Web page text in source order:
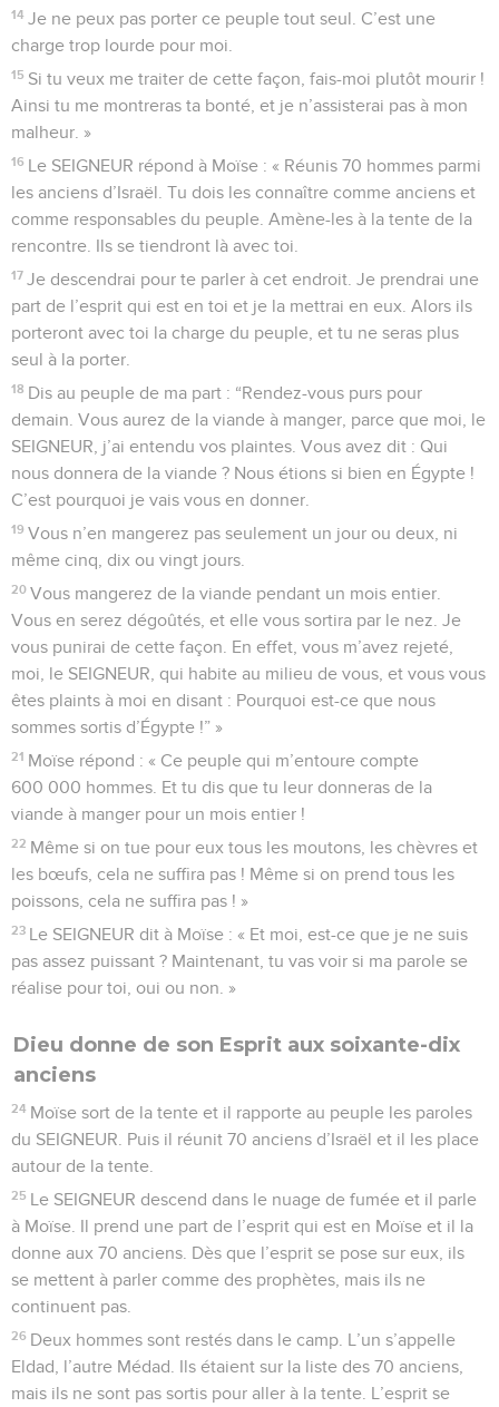
14 Je ne peux pas porter ce peuple tout seul. C’est une
charge trop lourde pour moi.
15 Si tu veux me traiter de cette façon, fais-moi plutôt mourir !
Ainsi tu me montreras ta bonté, et je n’assisterai pas à mon
malheur. »
16 Le SEIGNEUR répond à Moïse : « Réunis 70 hommes parmi
les anciens d’Israël. Tu dois les connaître comme anciens et
comme responsables du peuple. Amène-les à la tente de la
rencontre. Ils se tiendront là avec toi.
17 Je descendrai pour te parler à cet endroit. Je prendrai une
part de l’esprit qui est en toi et je la mettrai en eux. Alors ils
porteront avec toi la charge du peuple, et tu ne seras plus
seul à la porter.
18 Dis au peuple de ma part : “Rendez-vous purs pour
demain. Vous aurez de la viande à manger, parce que moi, le
SEIGNEUR, j’ai entendu vos plaintes. Vous avez dit : Qui
nous donnera de la viande ? Nous étions si bien en Égypte !
C’est pourquoi je vais vous en donner.
19 Vous n’en mangerez pas seulement un jour ou deux, ni
même cinq, dix ou vingt jours.
20 Vous mangerez de la viande pendant un mois entier.
Vous en serez dégoûtés, et elle vous sortira par le nez. Je
vous punirai de cette façon. En effet, vous m’avez rejeté,
moi, le SEIGNEUR, qui habite au milieu de vous, et vous vous
êtes plaints à moi en disant : Pourquoi est-ce que nous
sommes sortis d’Égypte !” »
21 Moïse répond : « Ce peuple qui m’entoure compte
600 000 hommes. Et tu dis que tu leur donneras de la
viande à manger pour un mois entier !
22 Même si on tue pour eux tous les moutons, les chèvres et
les bœufs, cela ne suffira pas ! Même si on prend tous les
poissons, cela ne suffira pas ! »
23 Le SEIGNEUR dit à Moïse : « Et moi, est-ce que je ne suis
pas assez puissant ? Maintenant, tu vas voir si ma parole se
réalise pour toi, oui ou non. »
Dieu donne de son Esprit aux soixante-dix
anciens
24 Moïse sort de la tente et il rapporte au peuple les paroles
du SEIGNEUR. Puis il réunit 70 anciens d’Israël et il les place
autour de la tente.
25 Le SEIGNEUR descend dans le nuage de fumée et il parle
à Moïse. Il prend une part de l’esprit qui est en Moïse et il la
donne aux 70 anciens. Dès que l’esprit se pose sur eux, ils
se mettent à parler comme des prophètes, mais ils ne
continuent pas.
26 Deux hommes sont restés dans le camp. L’un s’appelle
Eldad, l’autre Médad. Ils étaient sur la liste des 70 anciens,
mais ils ne sont pas sortis pour aller à la tente. L’esprit se